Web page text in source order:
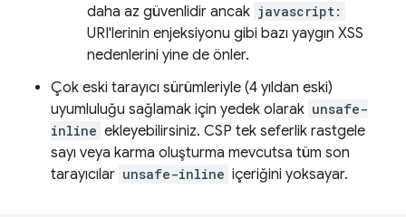
daha az güvenlidir ancak javascript:
URI'lerinin enjeksiyonu gibi bazı yaygın XSS
nedenlerini yine de önler.
Çok eski tarayıcı sürümleriyle (4 yıldan eski)
uyumluluğu sağlamak için yedek olarak unsafe-
inline ekleyebilirsiniz. CSP tek seferlik rastgele
sayı veya karma oluşturma mevcutsa tüm son
tarayıcılar unsafe-inline içeriğini yoksayar.